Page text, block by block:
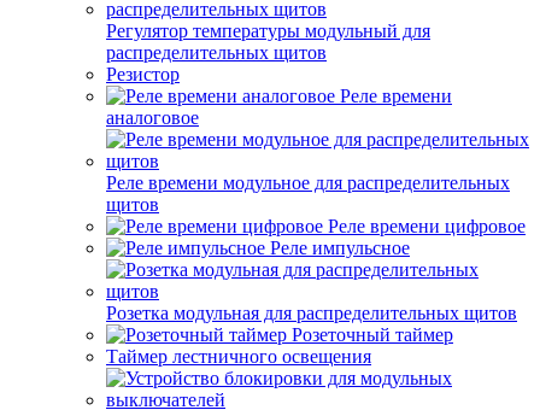
Регулятор температуры модульный для
распределительных щитов
Резистор
Реле времени
аналоговое
Реле времени модульное для распределительных
щитов
Реле времени цифровое
Реле импульсное
Розетка модульная для распределительных щитов
Розеточный таймер
Таймер лестничного освещения